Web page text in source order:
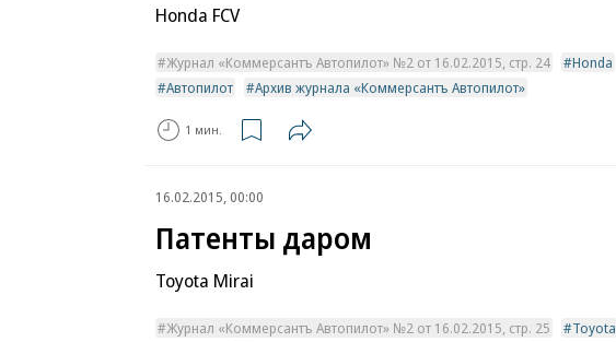
Honda FCV
Журнал «Коммерсантъ Автопилот» №2 от 16.02.2015, стр. 24
Honda
Автопилот
Архив журнала «Коммерсантъ Автопилот»
1 мин.
16.02.2015, 00:00
Патенты даром
Toyota Mirai
Журнал «Коммерсантъ Автопилот» №2 от 16.02.2015, стр. 25
Toyota